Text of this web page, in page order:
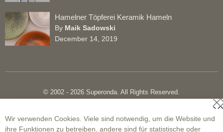
Hamelner Töpferei Keramik Hameln
By Maik Sadowski
December 14, 2019
© 2002 - 2026 Superonda. All Rights Reserved.
Widerruf
Wir verwenden Cookies. Viele sind notwendig, um die Website und
ihre Funktionen zu betreiben, andere sind für statistische oder